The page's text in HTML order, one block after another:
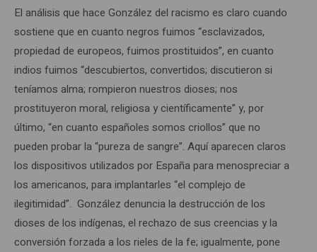
El análisis que hace González del racismo es claro cuando
sostiene que en cuanto negros fuimos “esclavizados,
propiedad de europeos, fuimos prostituidos”, en cuanto
indios fuimos “descubiertos, convertidos; discutieron si
teníamos alma; rompieron nuestros dioses; nos
prostituyeron moral, religiosa y científicamente” y, por
último, “en cuanto españoles somos criollos” que no
pueden probar la “pureza de sangre”. Aquí aparecen claros
los dispositivos utilizados por España para menospreciar a
los americanos, para implantarles “el complejo de
ilegitimidad”. González denuncia la destrucción de los
dioses de los indígenas, el rechazo de sus creencias y la
conversión forzada a los rieles de la fe; igualmente, pone